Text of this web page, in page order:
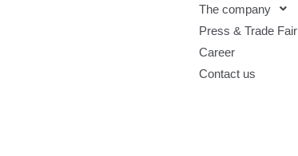
The company
Press & Trade Fair
Career
Contact us